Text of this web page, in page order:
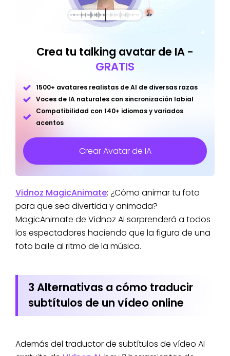
Crea tu talking avatar de IA -
GRATIS
1500+ avatares realistas de AI de diversas razas
Voces de IA naturales con sincronización labial
Compatibilidad con 140+ idiomas y variados
acentos
Crear Avatar de IA
Vidnoz MagicAnimate: ¿Cómo animar tu foto
para que sea divertida y animada?
MagicAnimate de Vidnoz AI sorprenderá a todos
los espectadores haciendo que la figura de una
foto baile al ritmo de la música.
3 Alternativas a cómo traducir
subtítulos de un vídeo online
Además del traductor de subtítulos de vídeo AI